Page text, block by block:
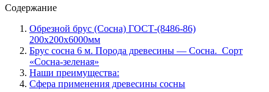
Содержание
Обрезной брус (Сосна) ГОСТ-(8486-86)
200х200х6000мм
Брус сосна 6 м. Порода древесины — Сосна. Сорт
«Сосна-зеленая»
Наши преимущества:
Сфера применения древесины сосны